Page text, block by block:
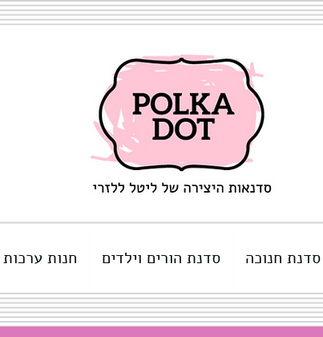
סדנת חנוכה סדנת הורים וילדים חנות ערכות